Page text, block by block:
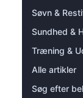
Søvn &
Sundhed &
Træning &
Alle artikler
Søg efter